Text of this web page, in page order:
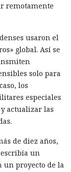
remotamente
usaron el
global. Así se
solo para
los
especiales
actualizar las
de diez años,
un
un proyecto de la